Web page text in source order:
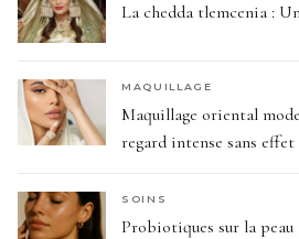
La chedda tlemcenia :
MAQUILLAGE
Maquillage oriental
regard intense sans
SOINS
Probiotiques sur la peau